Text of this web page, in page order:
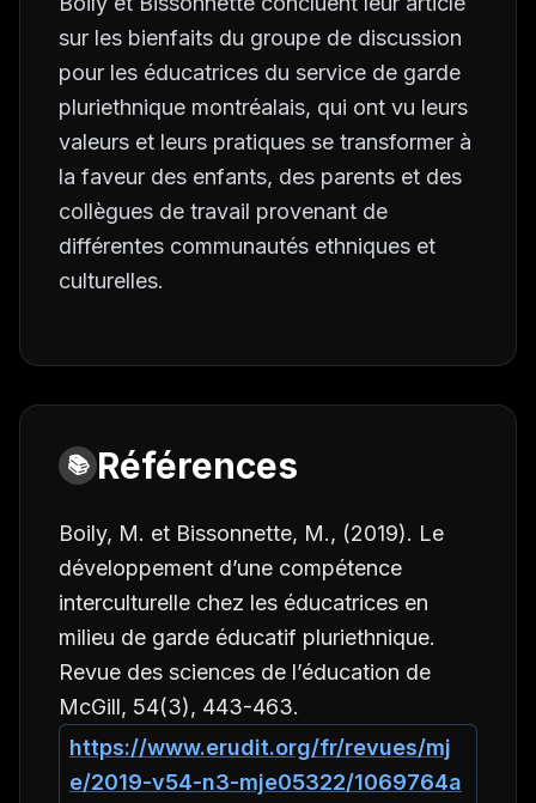
sur les bienfaits du groupe de discussion
pour les éducatrices du service de garde
pluriethnique montréalais, qui ont vu leurs
valeurs et leurs pratiques se transformer à
la faveur des enfants, des parents et des
collègues de travail provenant de
différentes communautés ethniques et
culturelles.
📚 Références
Boily, M. et Bissonnette, M., (2019). Le
développement d’une compétence
interculturelle chez les éducatrices en
milieu de garde éducatif pluriethnique.
Revue des sciences de l’éducation de
McGill, 54(3), 443-463.
https://www.erudit.org/fr/revues/mj
e/2019-v54-n3-mje05322/1069764a